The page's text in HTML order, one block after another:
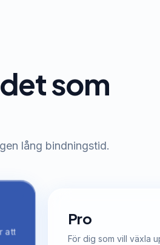
som
lång bindningstid.
att
Pro
För dig som vill växla